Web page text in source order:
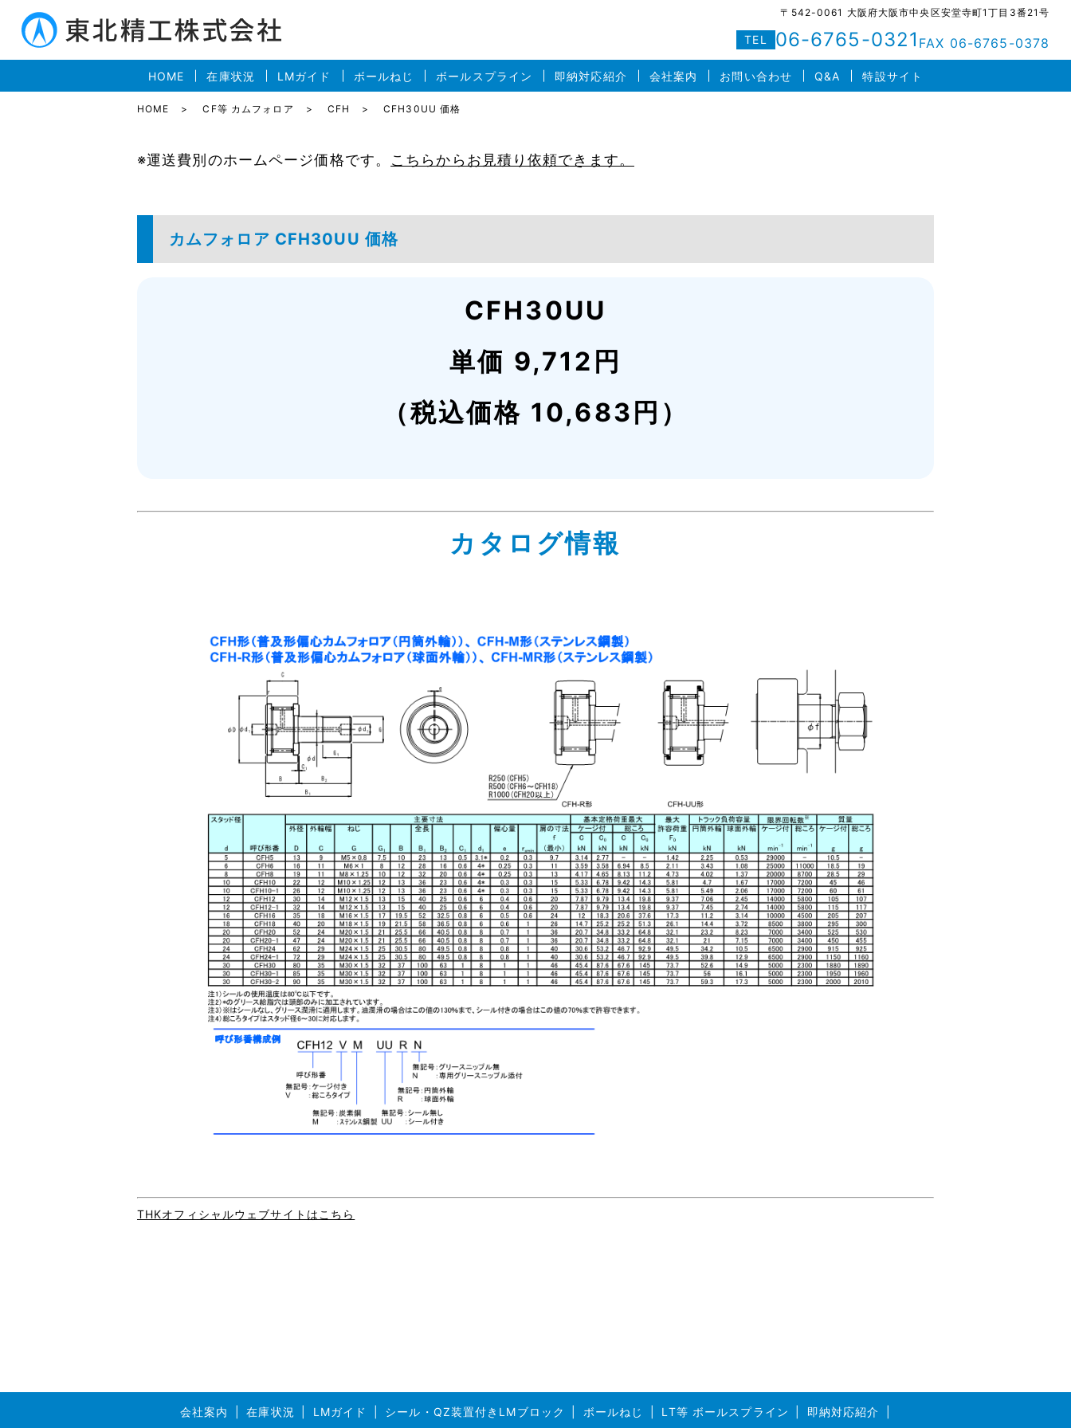
HOME 在庫状況 LMガイド ボールねじ ボールスプライン 即納対応紹介 会社案内 お問い合わせ Q&A 特設サイト
〒542-0061 大阪府大阪市中央区安堂寺町1丁目3番21号
TEL 06-6765-0321 FAX 06-6765-0378
HOME CF等 カムフォロア CFH CFH30UU 価格
※運送費別のホームページ価格です。 こちらからお見積り依頼できます。
カムフォロア CFH30UU 価格
CFH30UU
単価 9,712円
（税込価格 10,683円）
カタログ情報
THKオフィシャルウェブサイトはこちら
会社案内 在庫状況 LMガイド シール・QZ装置付きLMブロック ボールねじ LT等 ボールスプライン 即納対応紹介